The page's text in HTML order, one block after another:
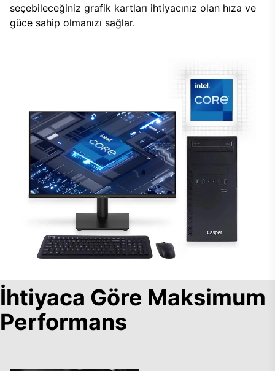
seçebileceğiniz grafik kartları ihtiyacınız olan hıza ve
güce sahip olmanızı sağlar.
İhtiyaca Göre Maksimum
Performans